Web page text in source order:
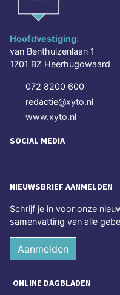
Hoofdvestiging:
van Benthuizenlaan 1
1701 BZ Heerhugowaard
072 8200 600
redactie@xyto.nl
www.xyto.nl
SOCIAL MEDIA
NIEUWSBRIEF AANMELDEN
Schrijf je in voor onze
samenvatting van alle
Aanmelden
ONLINE DAGBLADEN